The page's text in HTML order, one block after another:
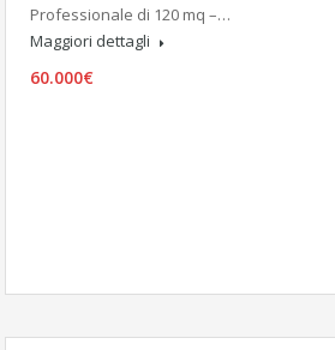
Professionale di 120 mq –…
Maggiori dettagli
60.000€